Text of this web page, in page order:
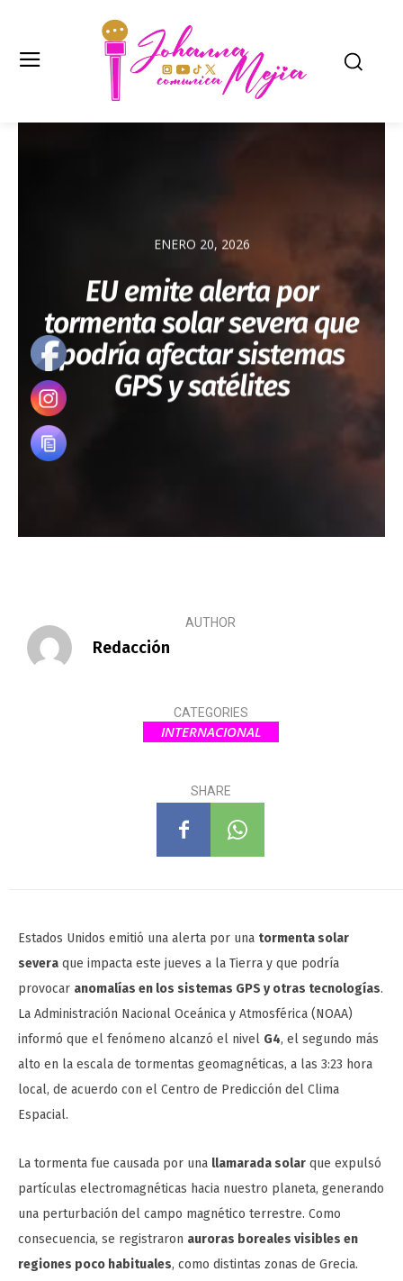
ENERO 20, 2026
EU emite alerta por
tormenta solar severa que
podría afectar sistemas
GPS y satélites
AUTHOR
Redacción
CATEGORIES
INTERNACIONAL
SHARE
Estados Unidos emitió una alerta por una tormenta solar
severa que impacta este jueves a la Tierra y que podría
provocar anomalías en los sistemas GPS y otras tecnologías.
La Administración Nacional Oceánica y Atmosférica (NOAA)
informó que el fenómeno alcanzó el nivel G4, el segundo más
alto en la escala de tormentas geomagnéticas, a las 3:23 hora
local, de acuerdo con el Centro de Predicción del Clima
Espacial.
La tormenta fue causada por una llamarada solar que expulsó
partículas electromagnéticas hacia nuestro planeta, generando
una perturbación del campo magnético terrestre. Como
consecuencia, se registraron auroras boreales visibles en
regiones poco habituales, como distintas zonas de Grecia.